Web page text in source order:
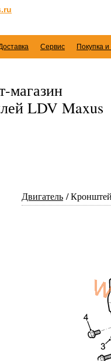
Сервис Покупка
магазин
LDV Maxus
Двигатель